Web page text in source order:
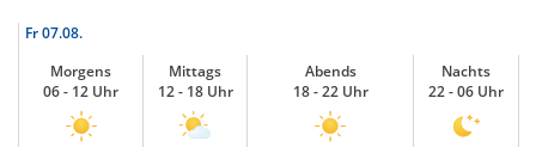
Fr07.08.
Morgens
06 - 12 Uhr
Mittags
12 - 18 Uhr
Abends
18 - 22 Uhr
Nachts
22 - 06 Uhr